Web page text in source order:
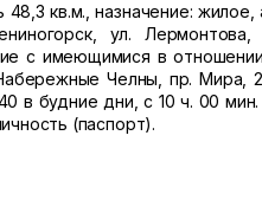
кв.м., назначение:
ул.
с имеющимися в
Челны, пр. Мира,
в будние дни, с 10 ч. 00
(паспорт).